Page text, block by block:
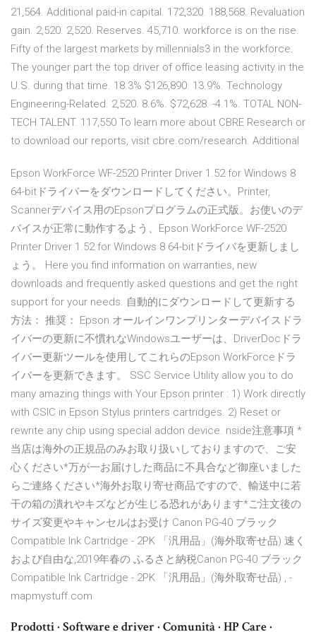
21,564. Additional paid-in capital. 172,320. 188,568. Revaluation
gain. 2,520. 2,520. Reserves. 45,710. workforce is on the rise.
Fifty of the largest markets by millennials3 in the workforce.
The younger part the top driver of office leasing activity in the
U.S. during that time. 18.3% $126,890. 13.9%. Technology
Engineering-Related. 2,520. 8.6%. $72,628. -4.1%. TOTAL NON-
TECH TALENT. 117,550 To learn more about CBRE Research or
to download our reports, visit cbre.com/research. Additional
Epson WorkForce WF-2520 Printer Driver 1.52 for Windows 8
64-bitドライバーをダウンロードしてください。Printer,
Scannerデバイス用のEpsonプログラムの正式版。お使いのデ
バイスが正常に動作するよう、Epson WorkForce WF-2520
Printer Driver 1.52 for Windows 8 64-bitドライバを更新しまし
ょう。 Here you find information on warranties, new
downloads and frequently asked questions and get the right
support for your needs. 自動的にダウンロードして更新する
方法： 推奨： Epson オールインワンプリンターデバイスドラ
イバーの更新に不慣れなWindowsユーザーは、DriverDocドラ
イバー更新ツールを使用してこれらのEpson WorkForceドラ
イバーを更新できます。 SSC Service Utility allow you to do
many amazing things with Your Epson printer : 1) Work directly
with CSIC in Epson Stylus printers cartridges. 2) Reset or
rewrite any chip using special addon device. nside注意事項 *
当店は海外の正規品のみお取り扱いしておりますので、ご安
心ください*万が一お届けした商品に不具合など御座いました
らご連絡ください*海外お取り寄せ商品ですので、輸送中に若
干の箱の潰れやキズなどが生じる恐れがあります*ご注文後の
サイズ変更やキャンセルはお受け Canon PG-40 ブラック
Compatible Ink Cartridge - 2PK 「汎用品」(海外取寄せ品) 速く
および自由な,2019年春の ふるさと納税Canon PG-40 ブラック
Compatible Ink Cartridge - 2PK 「汎用品」(海外取寄せ品) , -
mapmystuff.com
Prodotti · Software e driver · Comunità · HP Care ·